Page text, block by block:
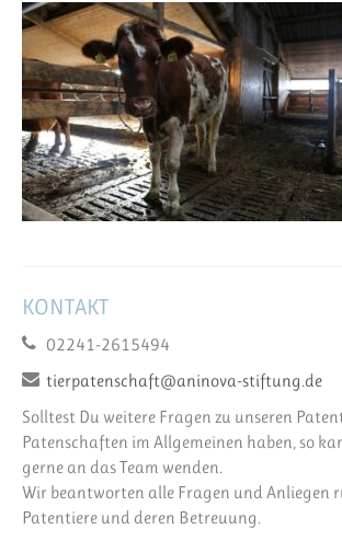
Blog
FAQ
KONTAKT
02241-2615494
tierpatenschaft@aninova-stiftung.de
Solltest Du weitere Fragen zu unseren
Patenschaften im Allgemeinen haben, so
gerne an das Team wenden.
Wir beantworten alle Fragen und Anliegen
Patentiere und deren Betreuung.